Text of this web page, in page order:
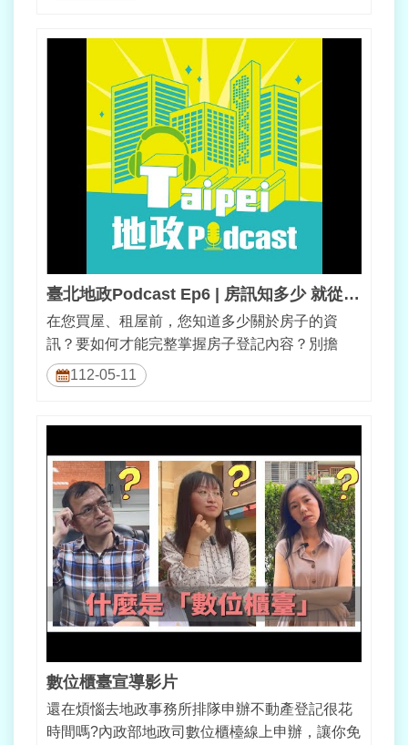
臺北地政Podcast Ep6 | 房訊知多少 就從謄本起
112-05-11
在您買屋、租屋前，您知道多少關於房子的資
訊？要如何才能完整掌握房子登記內容？別擔
心，就從認識登記謄本起，幫助自己安心買房...
數位櫃臺宣導影片
還在煩惱去地政事務所排隊申辦不動產登記很花
時間嗎?內政部地政司數位櫃檯線上申辦，讓你免